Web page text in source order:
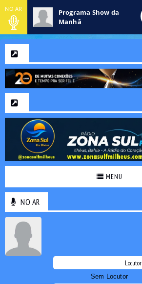
NO AR
Programa Show da
Manhâ
MENU
NO AR
Locutor
Sem Locutor